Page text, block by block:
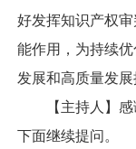
好发挥知识产权
能作用，为持续
发展和高质量发
【主持人】感谢
下面继续提问。